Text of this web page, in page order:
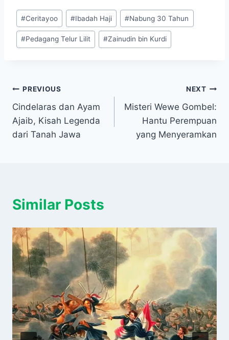
Post
Tags:
#Ceritayoo #Ibadah Haji #Nabung 30 Tahun
#Pedagang Telur Lilit #Zainudin bin Kurdi
Navigasi
pos
PREVIOUS
Cindelaras dan Ayam
Ajaib, Kisah Legenda
dari Tanah Jawa
NEXT
Misteri Wewe Gombel:
Hantu Perempuan
yang Menyeramkan
Similar Posts